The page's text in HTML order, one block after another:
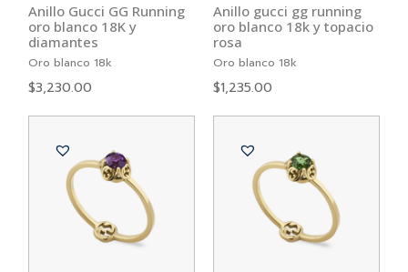
Anillo Gucci GG Running
oro blanco 18K y
diamantes
Oro blanco 18k
$3,230.00
Anillo gucci gg running
oro blanco 18k y topacio
rosa
Oro blanco 18k
$1,235.00